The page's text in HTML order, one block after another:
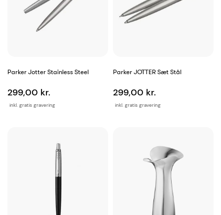
Parker Jotter Stainless Steel
inkl. gratis gravering
299,00 kr.
Parker JOTTER Sæt Stål
inkl. gratis gravering
299,00 kr.